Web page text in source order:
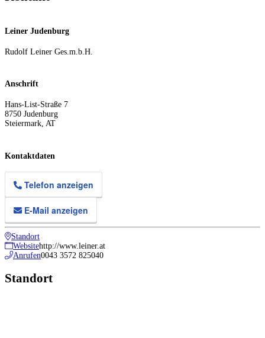
Leiner Judenburg
Rudolf Leiner Ges.m.b.H.
Anschrift
Hans-List-Straße 7
8750 Judenburg
Steiermark AT
Kontaktdaten
Telefon anzeigen
E-Mail anzeigen
Standort
Websitehttp://www.leiner.at
Anrufen0043 3572 825040
Standort